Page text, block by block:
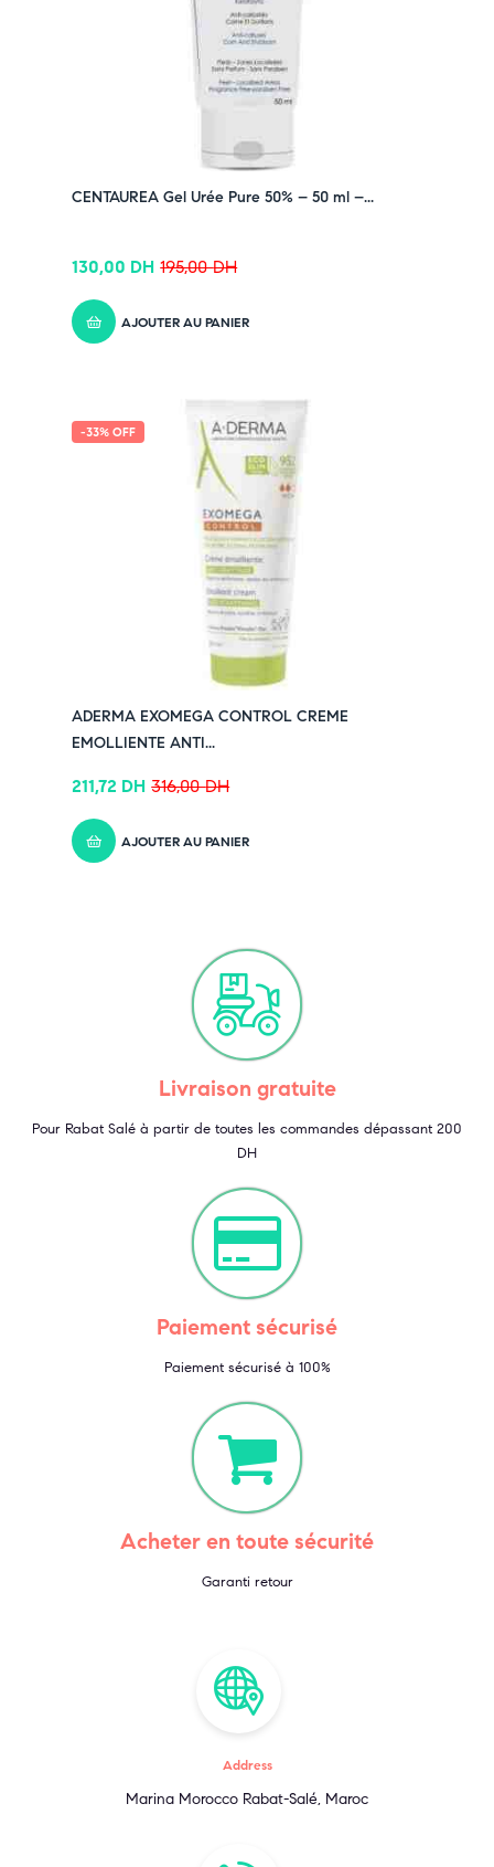
CENTAUREA Gel Urée Pure 50% – 50 ml –...
195,00DH
130,00 DH
AJOUTER AU PANIER
-33% OFF
ADERMA EXOMEGA CONTROL CREME
EMOLLIENTE ANTI...
316,00DH
211,72 DH
AJOUTER AU PANIER
Livraison gratuite
Pour Rabat Salé à partir de toutes les commandes dépassant 200
DH
Paiement sécurisé
Paiement sécurisé à 100%
Acheter en toute sécurité
Garanti retour
Address
Marina Morocco Rabat-Salé, Maroc